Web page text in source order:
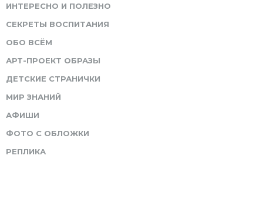
ИНТЕРЕСНО И ПОЛЕЗНО
СЕКРЕТЫ ВОСПИТАНИЯ
ОБО ВСЁМ
АРТ-ПРОЕКТ ОБРАЗЫ
ДЕТСКИЕ СТРАНИЧКИ
МИР ЗНАНИЙ
АФИШИ
ФОТО С ОБЛОЖКИ
РЕПЛИКА